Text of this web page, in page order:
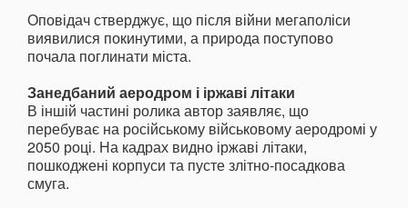
Оповідач стверджує, що після війни мегаполіси
виявилися покинутими, а природа поступово
почала поглинати міста.
Занедбаний аеродром і іржаві літаки
В іншій частині ролика автор заявляє, що
перебуває на російському військовому аеродромі у
2050 році. На кадрах видно іржаві літаки,
пошкоджені корпуси та пусте злітно-посадкова
смуга.